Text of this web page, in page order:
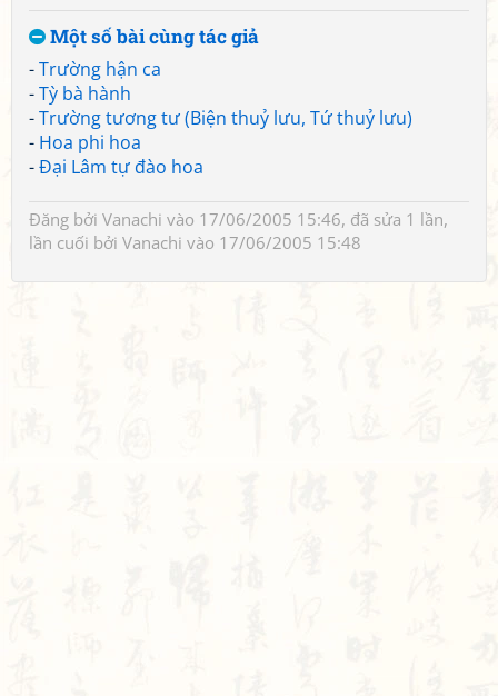
Một số bài cùng tác giả
-Trường hận ca
-Tỳ bà hành
-Trường tương tư (Biện thuỷ lưu, Tứ thuỷ lưu)
- Hoa phi hoa
-Đại Lâm tự đào hoa
Đăng bởi Vanachi vào 17/06/2005 15:46, đã sửa 1 lần,
lần cuối bởi Vanachi vào 17/06/2005 15:48